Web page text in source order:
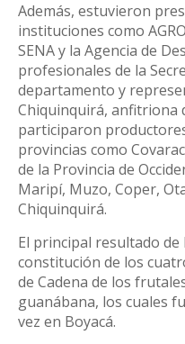
Además, estuvieron
instituciones como
SENA y la Agencia de
profesionales de la
departamento y
Chiquinquirá, anfitriona
participaron
provincias como
de la Provincia de
Maripí, Muzo, Coper,
Chiquinquirá.
El principal resultado de
constitución de los
de Cadena de los
guanábana, los cuales
vez en Boyacá.